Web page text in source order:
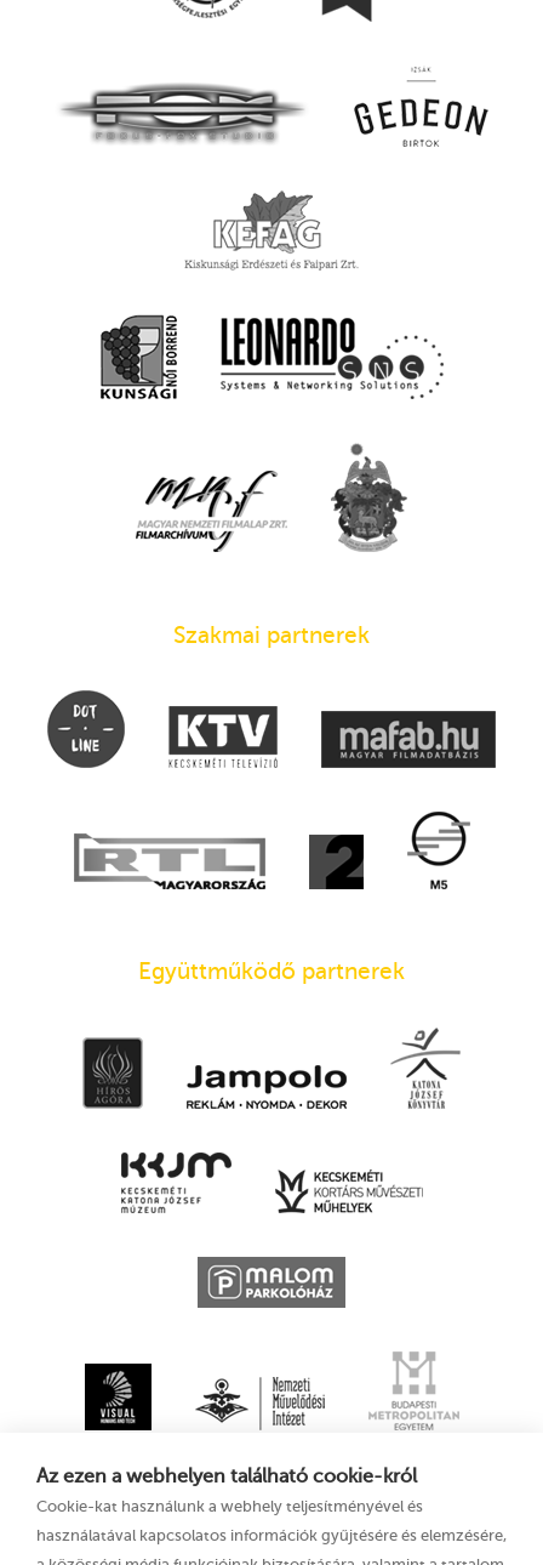
Az ezen a webhelyen található cookie-król
Cookie-kat használunk a webhely teljesítményével és
használatával kapcsolatos információk gyűjtésére és elemzésére,
Szakmai partnerek
Együttműködő partnerek